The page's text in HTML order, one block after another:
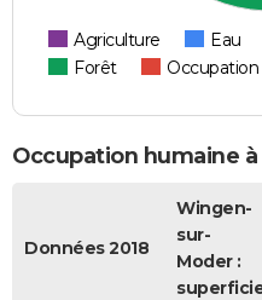
Agriculture Eau
Forêt
Occupation humaine
Données 2018
Wingen-
sur-
Moder :